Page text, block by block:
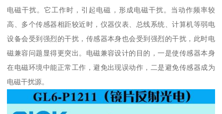
电磁干扰。它工作时，引起电磁，形成电磁干扰。当动作频率较
高、多个传感器相距较近时，仪器仪表、总线系统、计算机等弱电
设备会受到强烈的干扰，传感器本身也会受到强烈的干扰，此时电
磁兼容问题显得更突出。电磁兼容设计的目的，一是使传感器本身
在电磁环境中能正常工作，避免出现误动作，二是避免传感器成为
电磁干扰源。